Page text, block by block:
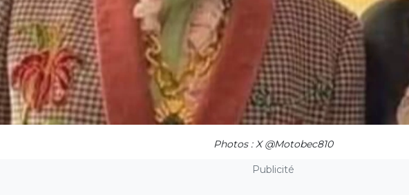
Photos : X @Motobec810
Publicité